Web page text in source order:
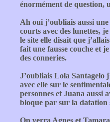
énormément de question,
Ah oui j’oubliais aussi
courts avec des lunettes,
le site elle disait que
fait une fausse couche et
des conneries.
J’oubliais Lola Santagelo
avec elle sur le
personnes et Juana aussi
bloque par sur la datation
On verra Agnes et